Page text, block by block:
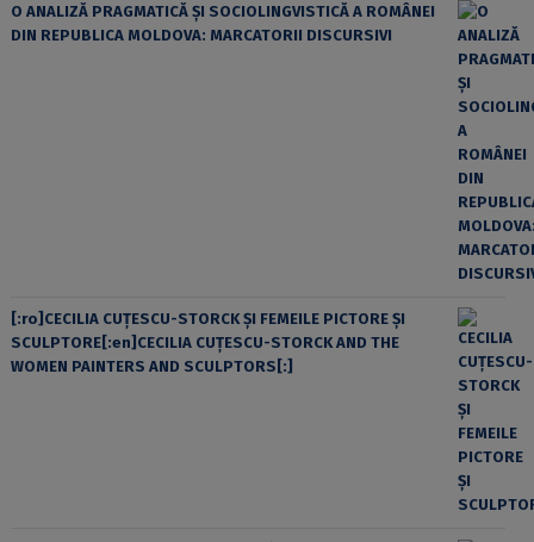
O ANALIZĂ PRAGMATICĂ ȘI SOCIOLINGVISTICĂ A ROMÂNEI
DIN REPUBLICA MOLDOVA: MARCATORII DISCURSIVI
[:ro]CECILIA CUŢESCU-STORCK ŞI FEMEILE PICTORE ŞI
SCULPTORE[:en]CECILIA CUŢESCU-STORCK AND THE
WOMEN PAINTERS AND SCULPTORS[:]